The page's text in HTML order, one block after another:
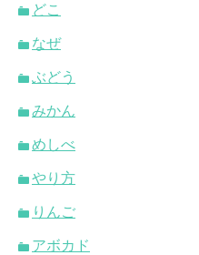
どこ
なぜ
ぶどう
みかん
めしべ
やり方
りんご
アボカド